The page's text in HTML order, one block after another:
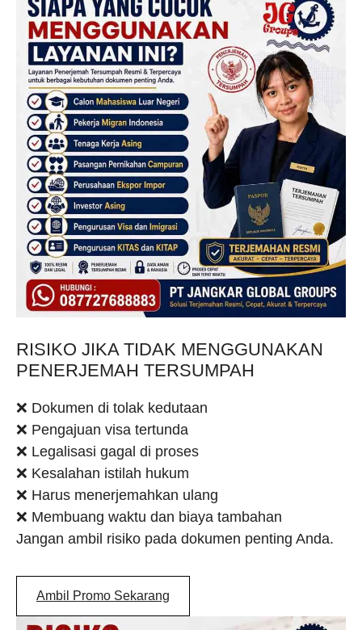
RISIKO JIKA TIDAK MENGGUNAKAN
PENERJEMAH TERSUMPAH
❌ Dokumen di tolak kedutaan
❌ Pengajuan visa tertunda
❌ Legalisasi gagal di proses
❌ Kesalahan istilah hukum
❌ Harus menerjemahkan ulang
❌ Membuang waktu dan biaya tambahan
Jangan ambil risiko pada dokumen penting Anda.
Ambil Promo Sekarang